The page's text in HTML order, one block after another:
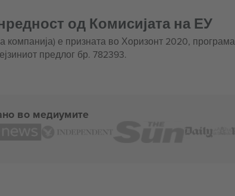
од Комисијата на ЕУ
компанија) е призната во Хоризонт 2020,
предлог бр. 782393.
во медиумите